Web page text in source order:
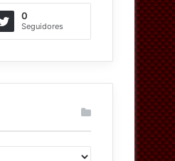
0
Seguidores